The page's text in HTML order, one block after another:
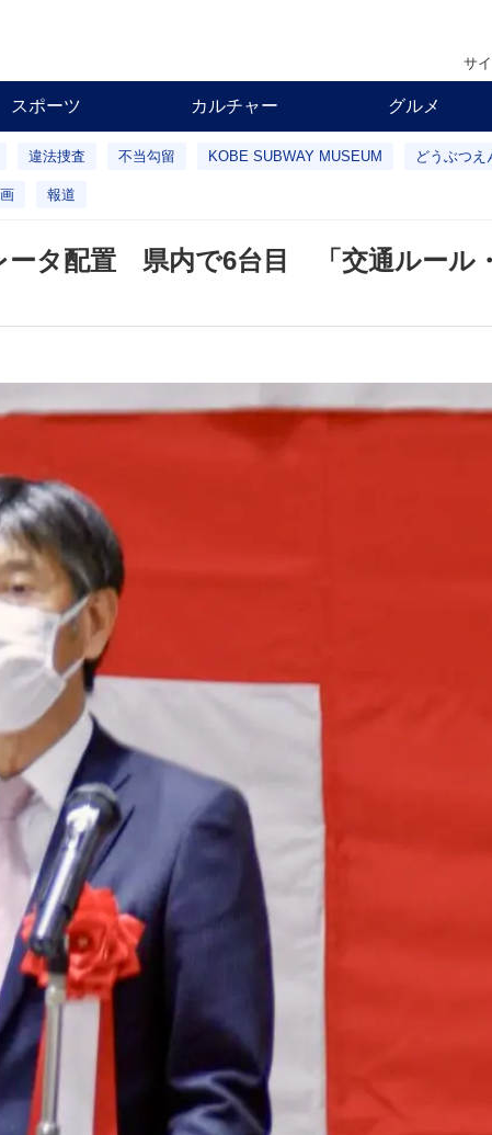
サ
スポーツ カルチャー グルメ
違法捜査 不当勾留 KOBE SUBWAY MUSEUM どうぶつえ
報道
ータ配置 県内で6台目 「交通ルール